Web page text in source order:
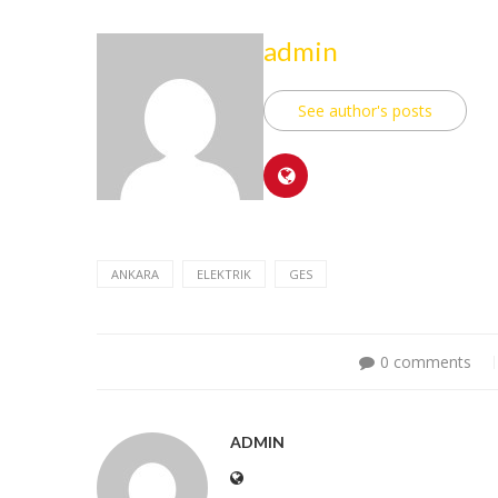
admin
See author's posts
ANKARA ELEKTRIK GES
0 comments
ADMIN